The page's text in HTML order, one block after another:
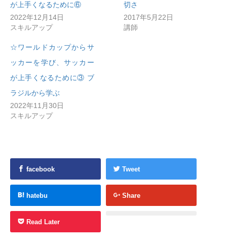
が上手くなるために⑥
2022年12月14日
スキルアップ
切さ
2017年5月22日
講師
☆ワールドカップからサ
ッカーを学び、サッカー
が上手くなるために③ ブ
ラジルから学ぶ
2022年11月30日
スキルアップ
facebook Tweet
hatebu Share
Read Later